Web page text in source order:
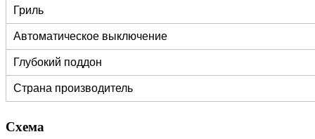
Гриль
Автоматическое выключение
Глубокий поддон
Страна производитель
Схема